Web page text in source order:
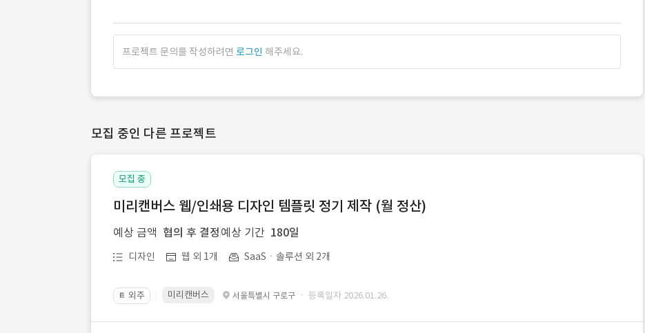
프로젝트 문의를 작성하려면 로그인 해주세요.
모집 중인 다른 프로젝트
모집 중
미리캔버스 웹/인쇄용 디자인 템플릿 정기 제작 (월 정산)
예상 금액 협의 후 결정 예상 기간 180일
디자인 웹 외 1개 SaaSㆍ솔루션 외 2개
📔 외주 미리캔버스 서울특별시 구로구 · 등록일자 2026.01.26.